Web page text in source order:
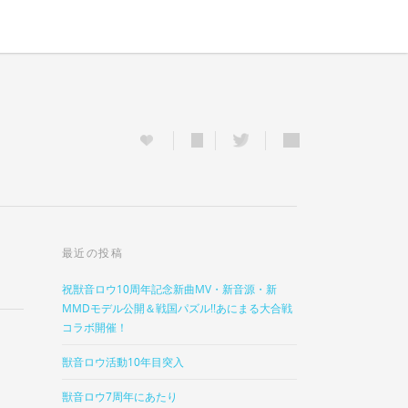
最近の投稿
祝獣音ロウ10周年記念新曲MV・新音源・新
MMDモデル公開＆戦国パズル!!あにまる大合戦
コラボ開催！
獣音ロウ活動10年目突入
獣音ロウ7周年にあたり